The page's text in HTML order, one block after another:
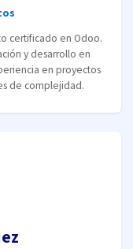
certificado en Odoo.
y desarrollo en
en proyectos
de complejidad.